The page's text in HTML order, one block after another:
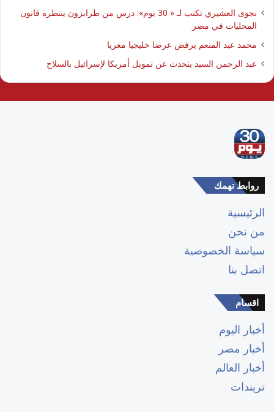
نجوى العشيري تكتب لـ « 30 يوم»: درس من طرابزون ينتظره قانون
المحليات في مصر
محمد عبد المنعم يرفض عرضا خليجيا مغريا
عبد الرحمن السيد يتحدث عن تمويل أمريكا لإسرائيل بالسلاح
روابط تهمك
الرئيسية
من نحن
سياسة الخصوصية
اتصل بنا
اقسام
أخبار اليوم
أخبار مصر
أخبار العالم
تريندات